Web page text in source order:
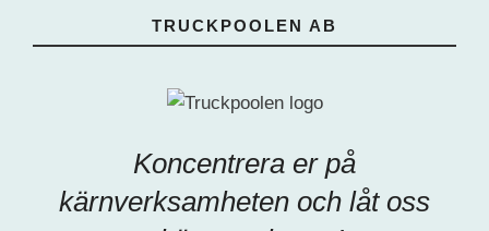
TRUCKPOOLEN AB
Koncentrera er på
kärnverksamheten och låt oss